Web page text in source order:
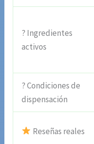
? Ingredientes
activos
? Condiciones de
dispensación
Reseñas reales